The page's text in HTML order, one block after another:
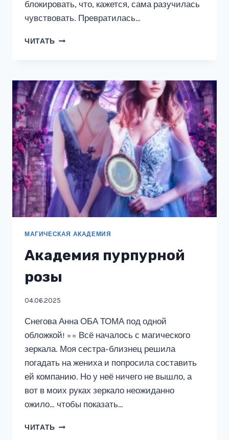
блокировать, что, кажется, сама разучилась
чувствовать. Превратилась…
ЧИТАТЬ ЗАМКИ
МАГИЧЕСКАЯ АКАДЕМИЯ
Академия пурпурной
розы
04.06.2025
Снегова Анна ОБА ТОМА под одной
обложкой! == Всё началось с магического
зеркала. Моя сестра-близнец решила
погадать на жениха и попросила составить
ей компанию. Но у неё ничего не вышло, а
вот в моих руках зеркало неожиданно
ожило… чтобы показать…
ЧИТАТЬ АКАДЕМИЯ